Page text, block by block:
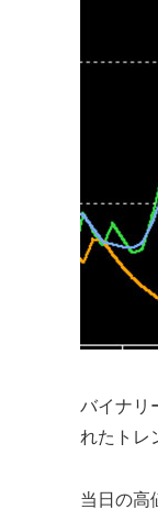
バイナリ
れたトレ
当日の高